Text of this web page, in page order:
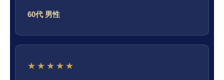
60代 男性
★★★★★